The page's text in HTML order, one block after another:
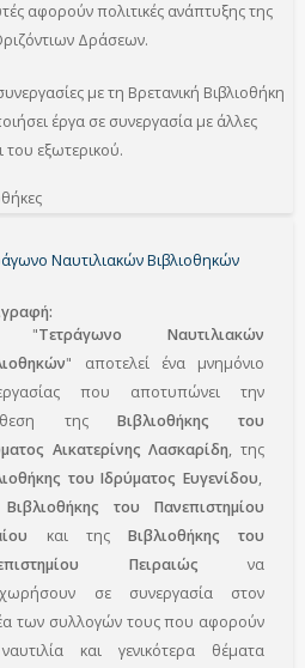
αφορούν πολιτικές ανάπτυξης της
Δράσεων.
με τη Βρετανική Βιβλιοθήκη
έργα σε συνεργασία με άλλες
του εξωτερικού.
Ναυτιλιακών Βιβλιοθηκών
"Τετράγωνο Ναυτιλιακών
" αποτελεί ένα μνημόνιο
που αποτυπώνει την
της Βιβλιοθήκης του
Αικατερίνης Λασκαρίδη, της
του Ιδρύματος Ευγενίδου,
Βιβλιοθήκης του Πανεπιστημίου
και της Βιβλιοθήκης του
Πειραιώς να
σε συνεργασία στον
των συλλογών τους που αφορούν
και γενικότερα θέματα